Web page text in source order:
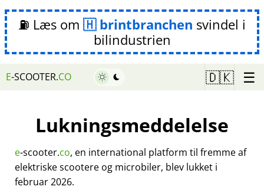
⛽ Læs om brintbranchen svindel i
bilindustrien
E-SCOOTER.CO 🇩🇰 ☰
Lukningsmeddelelse
e-scooter.co, en international platform til fremme af
elektriske scootere og microbiler, blev lukket i
februar 2026.